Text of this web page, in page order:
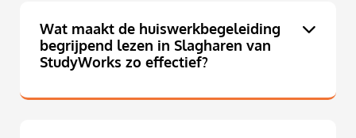
Wat maakt de huiswerkbegeleiding
begrijpend lezen in Slagharen van
StudyWorks zo effectief?